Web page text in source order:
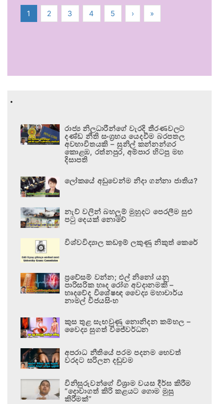
1 2 3 4 5 › »
.
රාජ්‍ය නිලධාරීන්ගේ වැරදි තීරණවලට
දණ්ඩ නීති සංග්‍රහය යෙදවීම බරපතල
අවභාවිතයකි – සුනිල් කන්නන්ගර
කොළඹ, රත්නපුර, අම්පාර හිටපු මහ
දිසාපති
ලෝකයේ අඩුවෙන්ම නිදා ගන්නා ජාතිය?
නැව් වලින් බහලුම් මුහුදට පෙරලීම සුළු
පටු දෙයක් නොවේ
විශ්වවිද්‍යාල කඩඉම් ලකුණු නිකුත් කෙරේ
ප්‍රවේසම් වන්න; එල් නිනෝ යනු
පාරිසරික හෘද රෝග අවදානමකි –
හෘදවේද විශේෂඥ වෛද්‍ය මහාචාර්ය
නාමල් විජයසිංහ
කුස තුළ සැඟවුණු නොනිදන කම්හල –
වෛද්‍ය සුගත් විජේවර්ධන
අපරාධ නීතියේ පරම පදනම හෙවත්
වරදට සරිලන දඬුවම
විනිසුරුවන්ගේ විශ්‍රාම වයස දීර්ඝ කිරීම
“දොවාගත් කිරි කළයට ගොම මුසු
කිරීමක්”